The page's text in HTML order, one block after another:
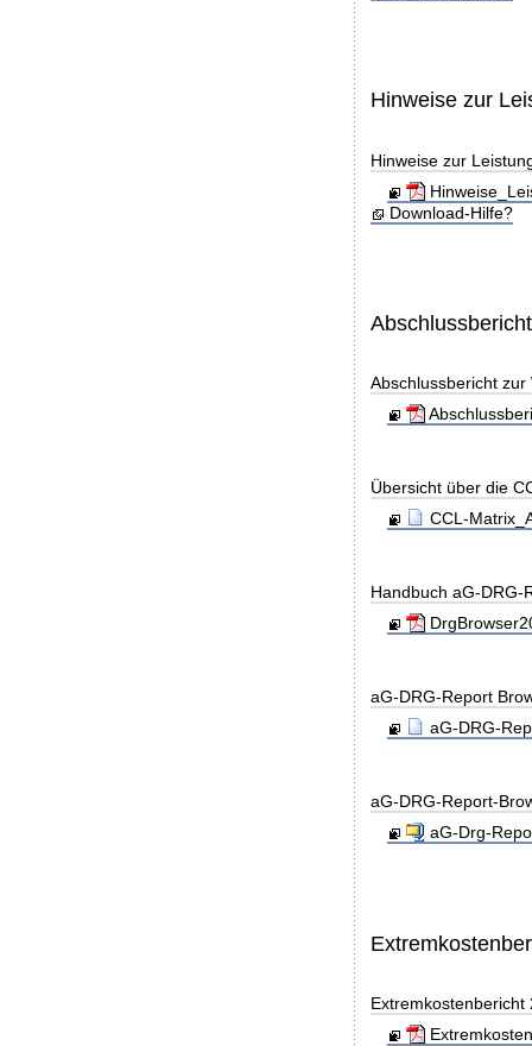
Hinweise zur
Hinweise zur
Download-Hilfe?
Abschlussbericht
Übersicht über die
CCL-
Handbuch aG-DRG-
aG-DRG-Report
aG-DRG-
aG-DRG-Report-
aG-Drg-
Extremkostenbericht